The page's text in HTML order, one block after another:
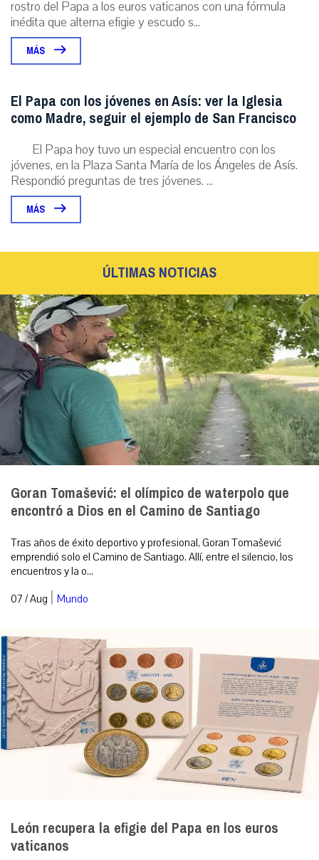
rostro del Papa a los euros vaticanos con una fórmula
inédita que alterna efigie y escudo s...
MÁS
El Papa con los jóvenes en Asís: ver la Iglesia
como Madre, seguir el ejemplo de San Francisco
El Papa hoy tuvo un especial encuentro con los
jóvenes, en la Plaza Santa María de los Ángeles de Asís.
Respondió preguntas de tres jóvenes. ...
MÁS
ÚLTIMAS NOTICIAS
Goran Tomašević: el olímpico de waterpolo que
encontró a Dios en el Camino de Santiago
Tras años de éxito deportivo y profesional, Goran Tomašević
emprendió solo el Camino de Santiago. Allí, entre el silencio, los
encuentros y la o...
07 / Aug | Mundo
León recupera la efigie del Papa en los euros
vaticanos